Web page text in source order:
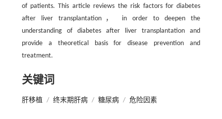
of patients. This article reviews the risk factors for diabetes
after liver transplantation， in order to deepen the
understanding of diabetes after liver transplantation and
provide a theoretical basis for disease prevention and
treatment.
关键词
肝移植 / 终末期肝病 / 糖尿病 / 危险因素